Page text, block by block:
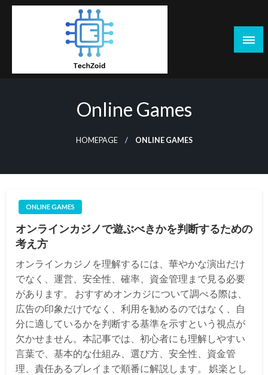
Skip
Online Games
HOMEPAGE ONLINE GAMES
ONLINE GAMES
オンラインカジノで遊ぶべきかを判断するための
考え方
オンラインカジノを理解するには、華やかな演出だけ
でなく、運営、安全性、確率、資金管理まで見る必要
があります。 おすすめオンカジについて調べる際は、
広告の印象だけでなく、利用を勧めるのではなく、自
分に適しているかを判断する基準を示すという視点が
欠かせません。本記事では、初心者にも理解しやすい
言葉で、基本的な仕組み、選び方、安全性、資金管
理、責任あるプレイまで順番に解説します。 娯楽とし